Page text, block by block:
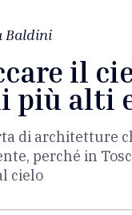
Baldini
il
più alti
di architetture
perché in
cielo